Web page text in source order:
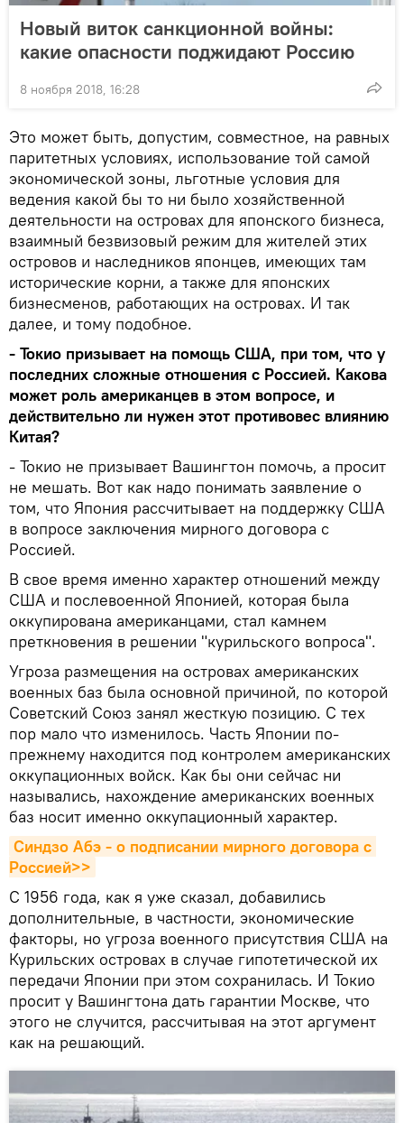
Новый виток санкционной войны:
какие опасности поджидают Россию
8 ноября 2018, 16:28
Это может быть, допустим, совместное, на равных
паритетных условиях, использование той самой
экономической зоны, льготные условия для
ведения какой бы то ни было хозяйственной
деятельности на островах для японского бизнеса,
взаимный безвизовый режим для жителей этих
островов и наследников японцев, имеющих там
исторические корни, а также для японских
бизнесменов, работающих на островах. И так
далее, и тому подобное.
- Токио призывает на помощь США, при том, что у
последних сложные отношения с Россией. Какова
может роль американцев в этом вопросе, и
действительно ли нужен этот противовес влиянию
Китая?
- Токио не призывает Вашингтон помочь, а просит
не мешать. Вот как надо понимать заявление о
том, что Япония рассчитывает на поддержку США
в вопросе заключения мирного договора с
Россией.
В свое время именно характер отношений между
США и послевоенной Японией, которая была
оккупирована американцами, стал камнем
преткновения в решении "курильского вопроса".
Угроза размещения на островах американских
военных баз была основной причиной, по которой
Советский Союз занял жесткую позицию. С тех
пор мало что изменилось. Часть Японии по-
прежнему находится под контролем американских
оккупационных войск. Как бы они сейчас ни
назывались, нахождение американских военных
баз носит именно оккупационный характер.
Синдзо Абэ - о подписании мирного договора с
Россией>>
С 1956 года, как я уже сказал, добавились
дополнительные, в частности, экономические
факторы, но угроза военного присутствия США на
Курильских островах в случае гипотетической их
передачи Японии при этом сохранилась. И Токио
просит у Вашингтона дать гарантии Москве, что
этого не случится, рассчитывая на этот аргумент
как на решающий.